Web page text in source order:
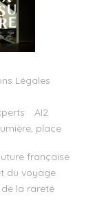
Légales
AI2
place
française
du voyage
la rareté